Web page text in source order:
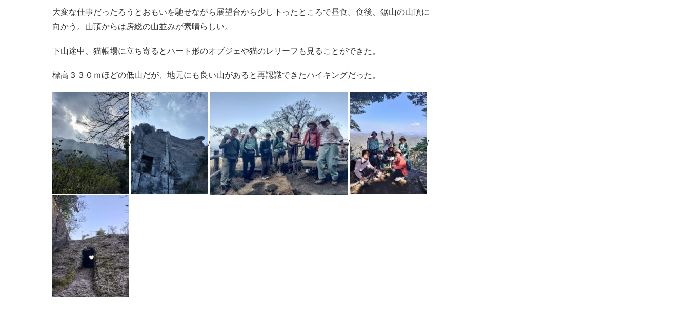
大変な仕事だったろうとおもいを馳せながら展望台から少し下ったところで昼食。食後、鋸山の山頂に
向かう。山頂からは房総の山並みが素晴らしい。
下山途中、猫帳場に立ち寄るとハート形のオブジェや猫のレリーフも見ることができた。
標高３３０ｍほどの低山だが、地元にも良い山があると再認識できたハイキングだった。
/ / / /